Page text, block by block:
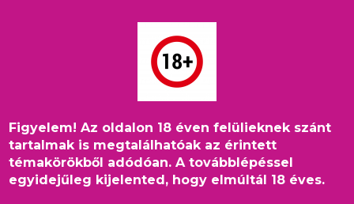
Figyelem! Az oldalon 18 éven felülieknek szánt
tartalmak is megtalálhatóak az érintett
témakörökből adódóan. A továbblépéssel
egyidejűleg kijelented, hogy elmúltál 18 éves.
Morzsa
Címlap /Belföld /
Coming outolt, majd kiállt Orbán Viktor mellett a magyar MMA-
harcos – videó